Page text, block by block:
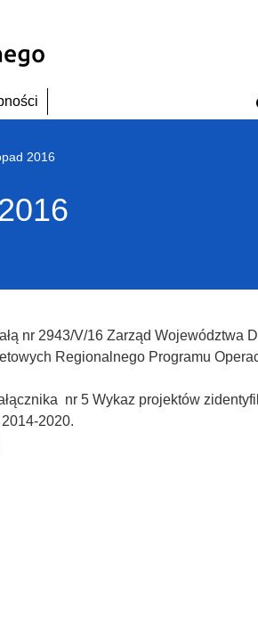
2016
nr 2943/V/16 Zarząd Województwa
Regionalnego Programu
nr 5 Wykaz projektów
2020.